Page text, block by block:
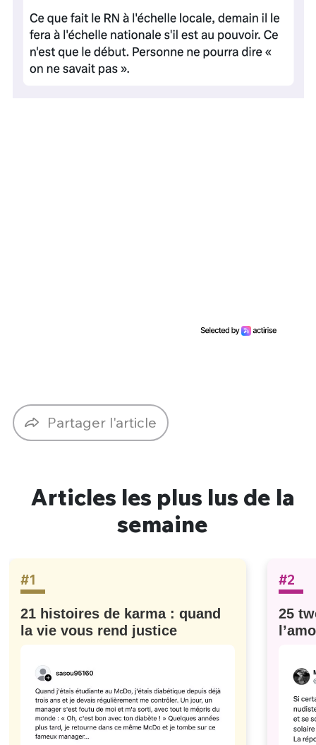
Partager l'article
Articles les plus lus de la
semaine
#1
21 histoires de karma : quand
la vie vous rend justice
#2
25